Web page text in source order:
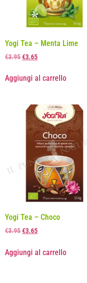
Yogi Tea – Menta Lime
€3.95€3.65
Aggiungi al carrello
Yogi Tea – Choco
€3.95€3.65
Aggiungi al carrello